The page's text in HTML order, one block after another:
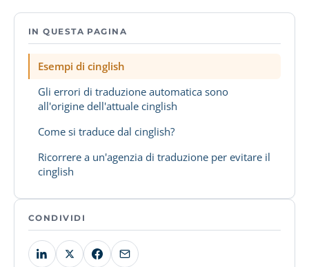
IN QUESTA PAGINA
Esempi di cinglish
Gli errori di traduzione automatica sono
all'origine dell'attuale cinglish
Come si traduce dal cinglish?
Ricorrere a un'agenzia di traduzione per evitare il
cinglish
CONDIVIDI